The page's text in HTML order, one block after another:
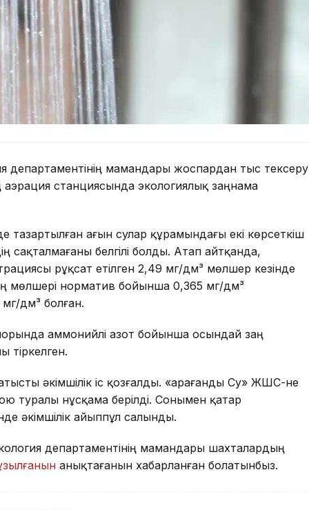
департаментінің мамандары жоспардан тыс тексеру
станциясында экологиялық заңнама
тазартылған ағын сулар құрамындағы екі көрсеткіш
сақталмағаны белгілі болды. Атап айтқанда,
рұқсат етілген 2,49 мг/дм³ мөлшер кезінде
мөлшері норматив бойынша 0,365 мг/дм³
дм³ болған.
аммонийлі азот бойынша осындай заң
тіркелген.
әкімшілік іс қозғалды. «Қарағанды Су» ЖШС-не
туралы нұсқама берілді. Сонымен қатар
әкімшілік айыппұл салынды.
департаментінің мамандары шахталардың
анықтағанын хабарланған болатынбыз.